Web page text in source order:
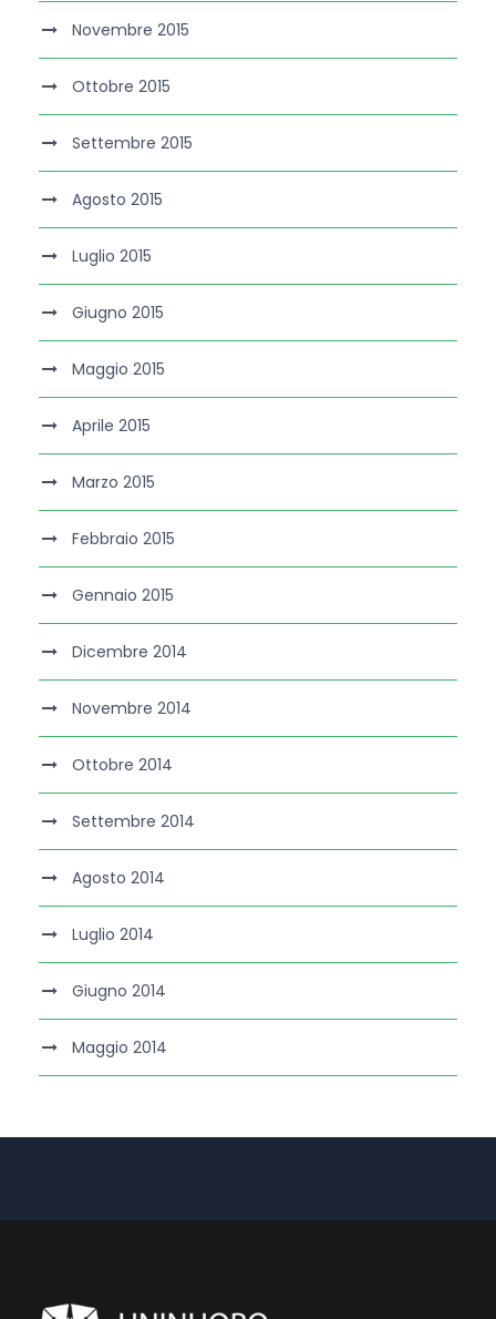
Novembre 2015
Ottobre 2015
Settembre 2015
Agosto 2015
Luglio 2015
Giugno 2015
Maggio 2015
Aprile 2015
Marzo 2015
Febbraio 2015
Gennaio 2015
Dicembre 2014
Novembre 2014
Ottobre 2014
Settembre 2014
Agosto 2014
Luglio 2014
Giugno 2014
Maggio 2014